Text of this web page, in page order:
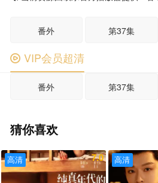
番外 第37集
 VIP会员超清
番外 第37集
猜你喜欢
高清 7.0 高清